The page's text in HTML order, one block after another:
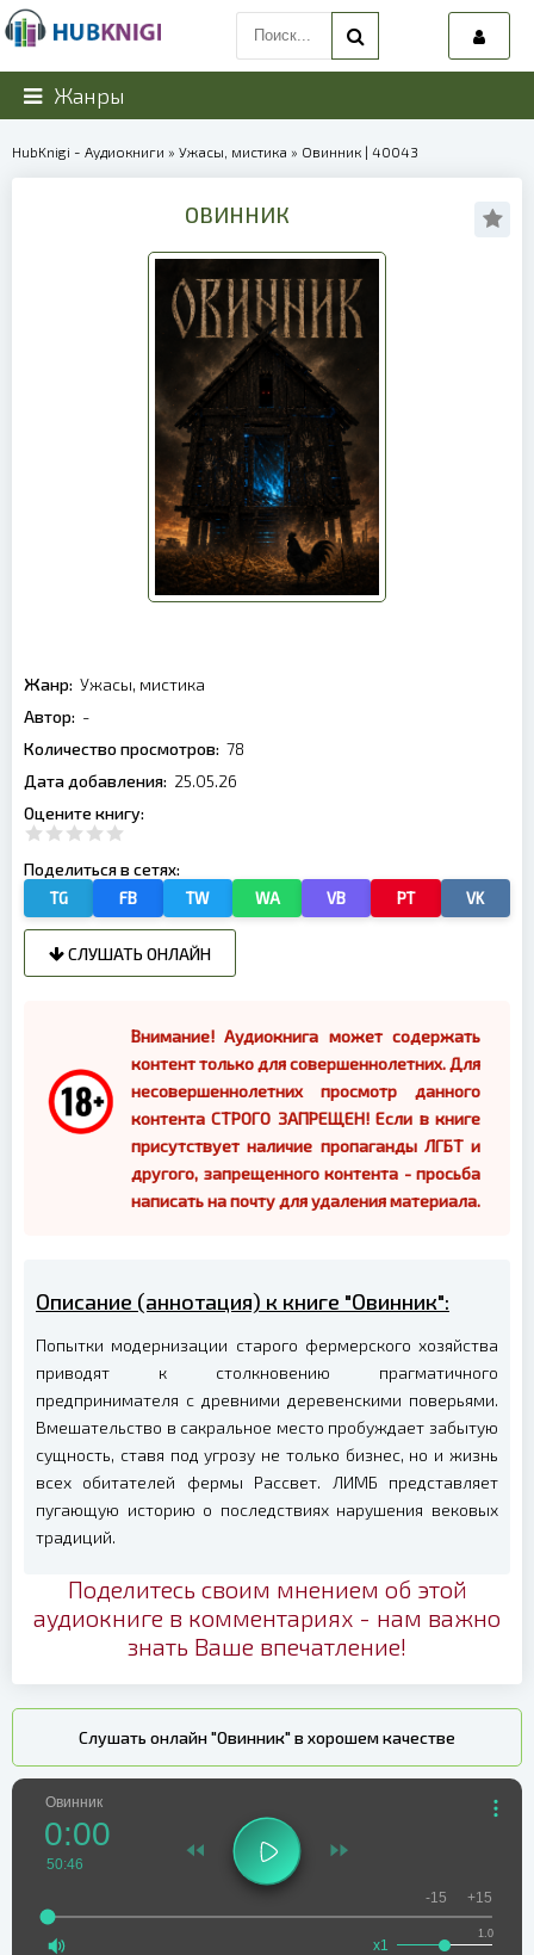
Жанры
HubKnigi - Аудиокниги » Ужасы, мистика » Овинник | 40043
ОВИННИК
Жанр: Ужасы, мистика
Автор: -
Количество просмотров: 78
Дата добавления: 25.05.26
Оцените книгу:
Поделиться в сетях:
TG FB TW WA VB PT VK
СЛУШАТЬ ОНЛАЙН
Внимание! Аудиокнига может содержать
контент только для совершеннолетних. Для
несовершеннолетних просмотр данного
контента СТРОГО ЗАПРЕЩЕН! Если в книге
присутствует наличие пропаганды ЛГБТ и
другого, запрещенного контента - просьба
написать на почту для удаления материала.
Описание (аннотация) к книге "Овинник":
Попытки модернизации старого фермерского хозяйства
приводят к столкновению прагматичного
предпринимателя с древними деревенскими поверьями.
Вмешательство в сакральное место пробуждает забытую
сущность, ставя под угрозу не только бизнес, но и жизнь
всех обитателей фермы Рассвет. ЛИМБ представляет
пугающую историю о последствиях нарушения вековых
традиций.
Поделитесь своим мнением об этой
аудиокниге в комментариях - нам важно
знать Ваше впечатление!
Слушать онлайн "Овинник" в хорошем качестве
Овинник
0:00
50:46
1.0
x1
-15 +15